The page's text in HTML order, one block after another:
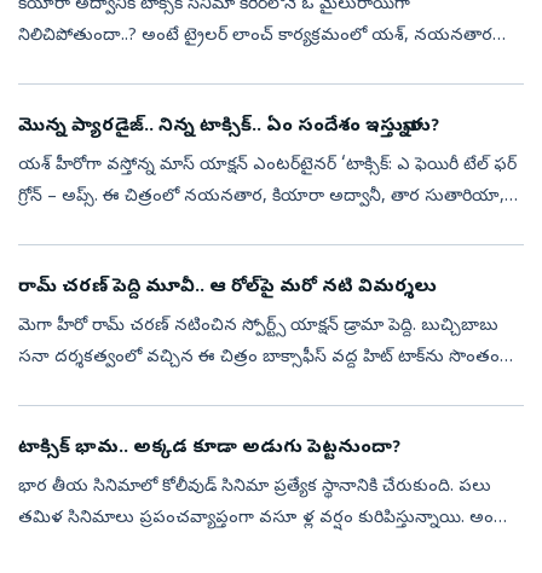
కియారా అద్వానీకి టాక్సిక్‌ సినిమా కెరీర్‌లోనే ఓ మైలురాయిగా
నిలిచిపోతుందా..? అంటే ట్రైలర్‌ లాంచ్‌ కార్యక్రమంలో యశ్‌, నయనతార
మొన్న ప్యారడైజ్.. నిన్న టాక్సిక్.. ఏం సందేశం ఇస్తున్నారు?
యశ్ హీరోగా వస్తోన్న మాస్ యాక్షన్‌ ఎంటర్‌టైనర్‌ ‘టాక్సిక్‌: ఎ ఫెయిరీ టేల్‌ ఫర్‌
గ్రోన్‌ – అప్స్‌. ఈ చిత్రంలో నయనతార, కియారా అద్వానీ, తార సుతారియా,
రామ్ చరణ్ పెద్ది మూవీ.. ఆ రోల్‌పై మరో నటి విమర్శలు
మెగా హీరో రామ్ చరణ్‌ నటించిన స్పోర్ట్స్ యాక్షన్ డ్రామా పెద్ది. బుచ్చిబాబు
సనా దర్శకత్వంలో వచ్చిన ఈ చిత్రం బాక్సాఫీస్ వద్ద హిట్ టాక్‌ను సొంతం
టాక్సిక్ భామ.. అక్కడ కూడా అడుగు పెట్టనుందా?
భార తీయ సినిమాలో కోలీవుడ్ సినిమా ప్రత్యేక స్థానానికి చేరుకుంది. పలు
తమిళ సినిమాలు ప్రపంచవ్యాప్తంగా వసూ ళ్ల వర్షం కురిపిస్తున్నాయి. అందుకే